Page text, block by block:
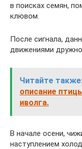
в поисках семян,
клювом.
После сигнала,
движениями
Читайте
описание
иволга.
В начале осени,
наступлением